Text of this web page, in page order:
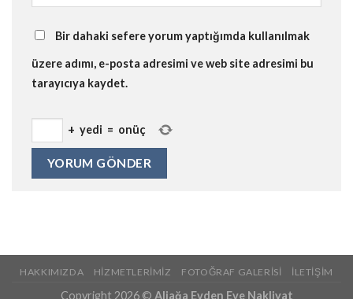
Bir dahaki sefere yorum yaptığımda kullanılmak
üzere adımı, e-posta adresimi ve web site adresimi bu
tarayıcıya kaydet.
+ yedi = onüç
HAKKIMIZDA HIZMETLERIMIZ FOTOĞRAF GALERISI İLETIŞIM
Copyright 2026 © Aliağa Evden Eve Nakliyat